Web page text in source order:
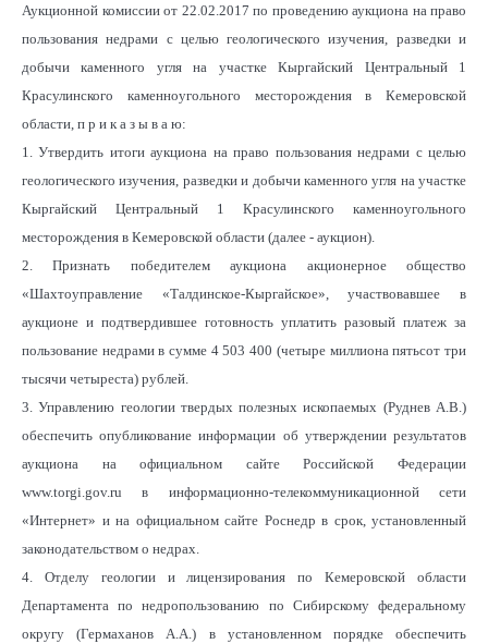
Аукционной комиссии от 22.02.2017 по проведению аукциона на право
пользования недрами с целью геологического изучения, разведки и
добычи каменного угля на участке Кыргайский Центральный 1
Красулинского каменноугольного месторождения в Кемеровской
области, п р и к а з ы в а ю:
1. Утвердить итоги аукциона на право пользования недрами с целью
геологического изучения, разведки и добычи каменного угля на участке
Кыргайский Центральный 1 Красулинского каменноугольного
месторождения в Кемеровской области (далее - аукцион).
2. Признать победителем аукциона акционерное общество
«Шахтоуправление «Талдинское-Кыргайское», участвовавшее в
аукционе и подтвердившее готовность уплатить разовый платеж за
пользование недрами в сумме 4 503 400 (четыре миллиона пятьсот три
тысячи четыреста) рублей.
3. Управлению геологии твердых полезных ископаемых (Руднев А.В.)
обеспечить опубликование информации об утверждении результатов
аукциона на официальном сайте Российской Федерации
www.torgi.gov.ru в информационно-телекоммуникационной сети
«Интернет» и на официальном сайте Роснедр в срок, установленный
законодательством о недрах.
4. Отделу геологии и лицензирования по Кемеровской области
Департамента по недропользованию по Сибирскому федеральному
округу (Гермаханов А.А.) в установленном порядке обеспечить